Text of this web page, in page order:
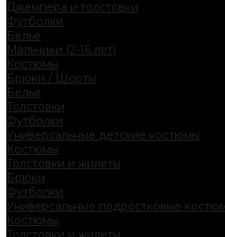
Джемпера и толстовки
Футболки
Белье
Мальчики (2-16 лет)
Костюмы
Брюки / Шорты
Белье
Толстовки
Футболки
Универсальные детские костюмы
Костюмы
Толстовки и жилеты
Брюки
Футболки
Универсальные подростковые
Костюмы